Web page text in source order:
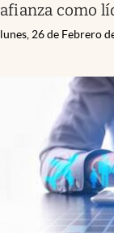
afianza como
lunes, 26 de Febrero